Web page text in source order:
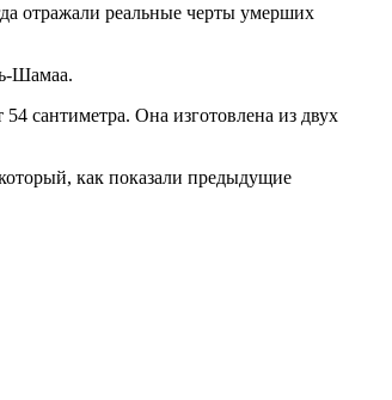
отражали реальные черты умерших
Шамаа.
сантиметра. Она изготовлена из двух
как показали предыдущие